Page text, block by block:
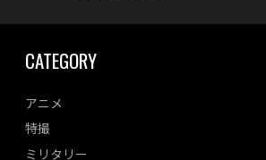
CATEGORY
アニメ
特撮
ミリタリー